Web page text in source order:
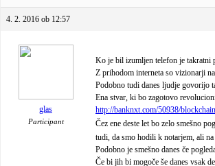
4. 2. 2016 ob 12:57
glas
Participant
Ko je bil izumljen telefon je
Z prihodom interneta so vizionarji
Podobno tudi danes ljudje govorijo
Ena stvar, ki bo zagotovo
http://banknxt.com/50938/
Čez ene deste let bo zelo smešno
tudi, da smo hodili k notarjem, ali
Podobno je smešno danes če
Če bi jih bi mogoče še danes vsak